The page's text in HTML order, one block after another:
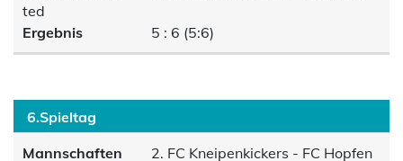
ted
Ergebnis
5 : 6 (5:6)
6.Spieltag
Mannschaften
2. FC Kneipenkickers - FC Hopfen